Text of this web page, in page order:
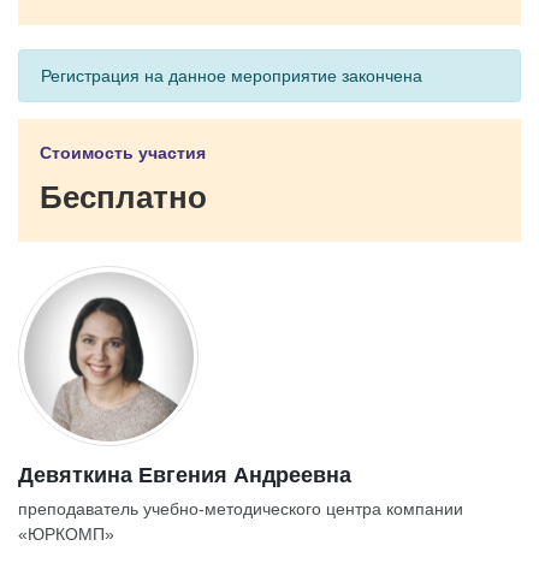
Девяткина Евгения Андреевна
преподаватель учебно-методического центра компании
«ЮРКОМП»
Регистрация на данное мероприятие закончена
Стоимость участия
Бесплатно